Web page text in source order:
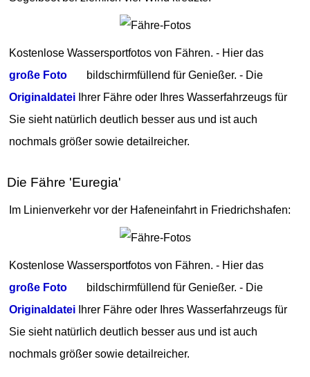
Kostenlose Wassersportfotos von Fähren. - Hier das
große Foto
bildschirmfüllend für Genießer. - Die
Originaldatei Ihrer Fähre oder Ihres Wasserfahrzeugs für
Sie sieht natürlich deutlich besser aus und ist auch
nochmals größer sowie detailreicher.
Die Fähre 'Euregia'
Im Linienverkehr vor der Hafeneinfahrt in Friedrichshafen:
Kostenlose Wassersportfotos von Fähren. - Hier das
große Foto
bildschirmfüllend für Genießer. - Die
Originaldatei Ihrer Fähre oder Ihres Wasserfahrzeugs für
Sie sieht natürlich deutlich besser aus und ist auch
nochmals größer sowie detailreicher.